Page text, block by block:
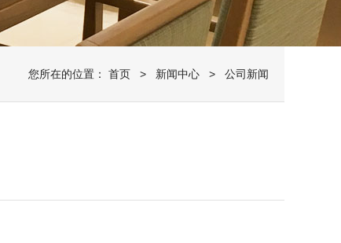
您所在的位置： 首页 > 新闻中心 > 公司新闻